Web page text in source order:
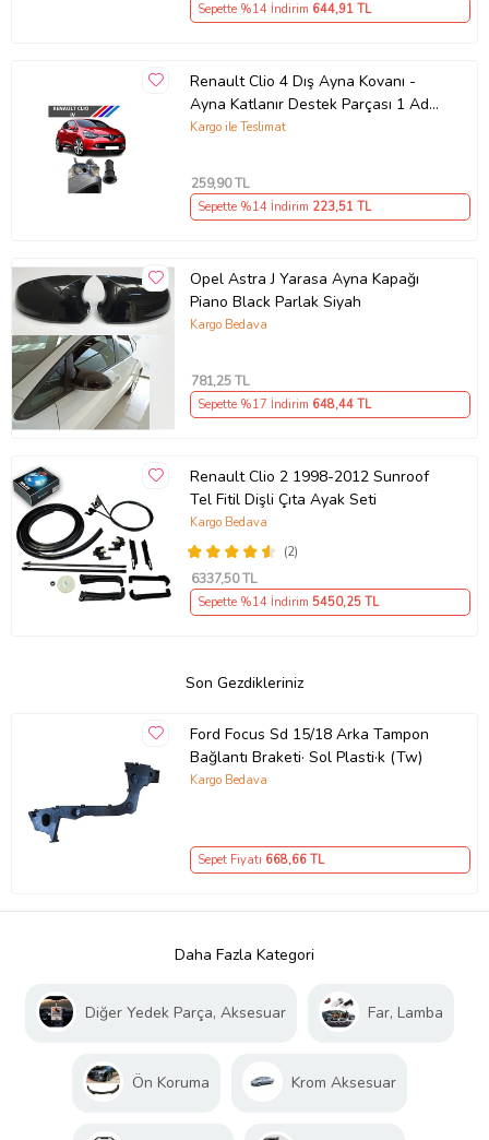
Sepette %14 İndirim 644,91 TL
Renault Clio 4 Dış Ayna Kovanı -
Ayna Katlanır Destek Parçası 1 Adet
490307706 M3625
Kargo ile Teslimat
259,90 TL
Sepette %14 İndirim 223,51 TL
Opel Astra J Yarasa Ayna Kapağı
Piano Black Parlak Siyah
Kargo Bedava
781,25 TL
Sepette %17 İndirim 648,44 TL
Renault Clio 2 1998-2012 Sunroof
Tel Fitil Dişli Çıta Ayak Seti
(2)
Kargo Bedava
6337,50 TL
Sepette %14 İndirim 5450,25 TL
Son Gezdikleriniz
Ford Focus Sd 15/18 Arka Tampon
Bağlantı Braketi· Sol Plasti·k (Tw)
Kargo Bedava
Sepet Fiyatı 668,66 TL
Daha Fazla Kategori
Diğer Yedek Parça, Aksesuar Far, Lamba
Ön Koruma Krom Aksesuar